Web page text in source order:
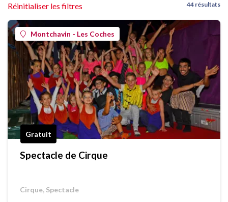
Réinitialiser les filtres 44 résultats
Montchavin - Les Coches
Gratuit
Spectacle de Cirque
Cirque, Spectacle